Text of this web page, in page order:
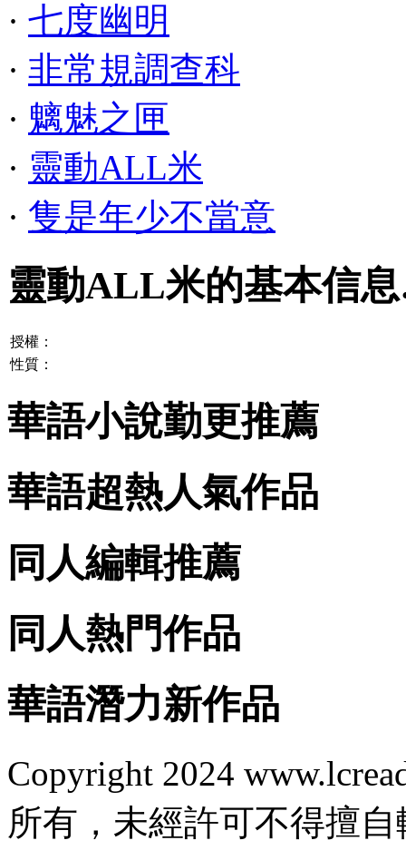
· 七度幽明
· 非常規調查科
· 魑魅之匣
· 靈動ALL米
· 隻是年少不當意
靈動ALL米的基本信
授權：
性質：
華語小說勤更推薦
華語超熱人氣作品
同人編輯推薦
同人熱門作品
華語潛力新作品
Copyright 2024
所有，未經許可不得擅